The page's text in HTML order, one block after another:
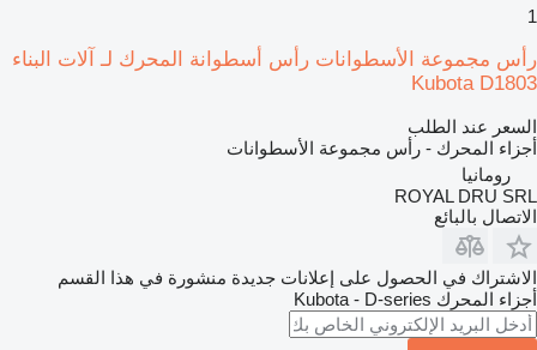
1
رأس مجموعة الأسطوانات رأس أسطوانة المحرك لـ آلات البناء
Kubota D1803
السعر عند الطلب
أجزاء المحرك - رأس مجموعة الأسطوانات
رومانيا
ROYAL DRU SRL
الاتصال بالبائع
الاشتراك في الحصول على إعلانات جديدة منشورة في هذا القسم
أجزاء المحرك Kubota - D-series